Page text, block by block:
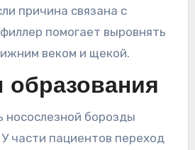
причина связана с
помогает выровнять
веком и щекой.
борозды
части пациентов переход